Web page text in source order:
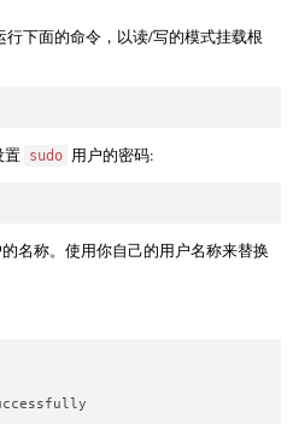
行下面的命令，以读/写的模式挂载根
置 sudo 用户的密码:
名称。使用你自己的用户名称来替换